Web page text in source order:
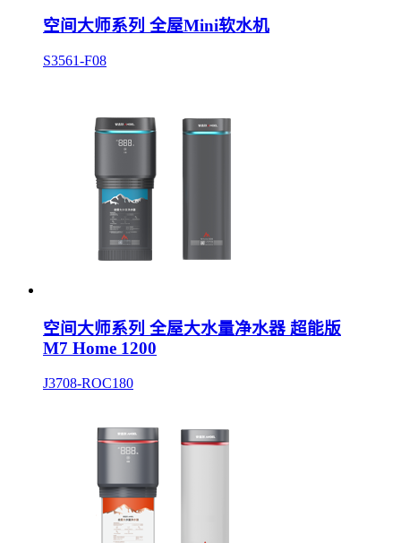
空间大师系列 全屋Mini软水机
S3561-F08
空间大师系列 全屋大水量净水器 超能版
M7 Home 1200
J3708-ROC180